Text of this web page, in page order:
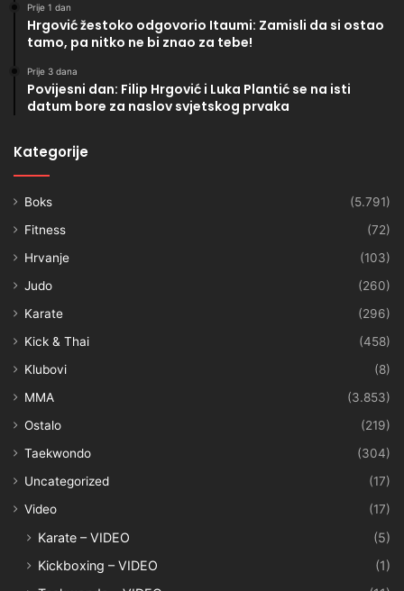
Prije 1 dan
Hrgović žestoko odgovorio Itaumi: Zamisli da si ostao
tamo, pa nitko ne bi znao za tebe!
Prije 3 dana
Povijesni dan: Filip Hrgović i Luka Plantić se na isti
datum bore za naslov svjetskog prvaka
Kategorije
Boks
(5.791)
Fitness
(72)
Hrvanje
(103)
Judo
(260)
Karate
(296)
Kick & Thai
(458)
Klubovi
(8)
MMA
(3.853)
Ostalo
(219)
Taekwondo
(304)
Uncategorized
(17)
Video
(17)
Karate – VIDEO
(5)
Kickboxing – VIDEO
(1)